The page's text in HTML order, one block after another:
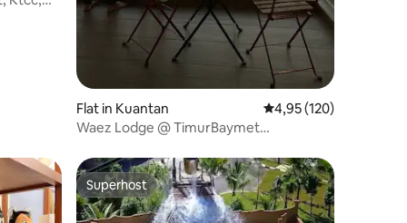
Flat in Kuantan Gemiddelde
4,95 (120)
Waez Lodge @ TimurBaymet
Superhost
Superhost